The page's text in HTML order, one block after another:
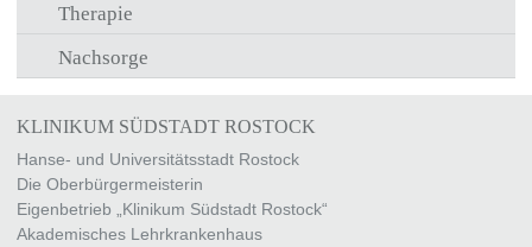
Therapie
Nachsorge
KLINIKUM SÜDSTADT ROSTOCK
Hanse- und Universitätsstadt Rostock
Die Oberbürgermeisterin
Eigenbetrieb „Klinikum Südstadt Rostock“
Akademisches Lehrkrankenhaus